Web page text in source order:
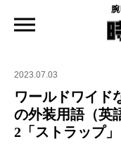
ワールドワイドな時計用語
2023.07.03
ワールドワイド
の外装用語（英
2「ストラップ」